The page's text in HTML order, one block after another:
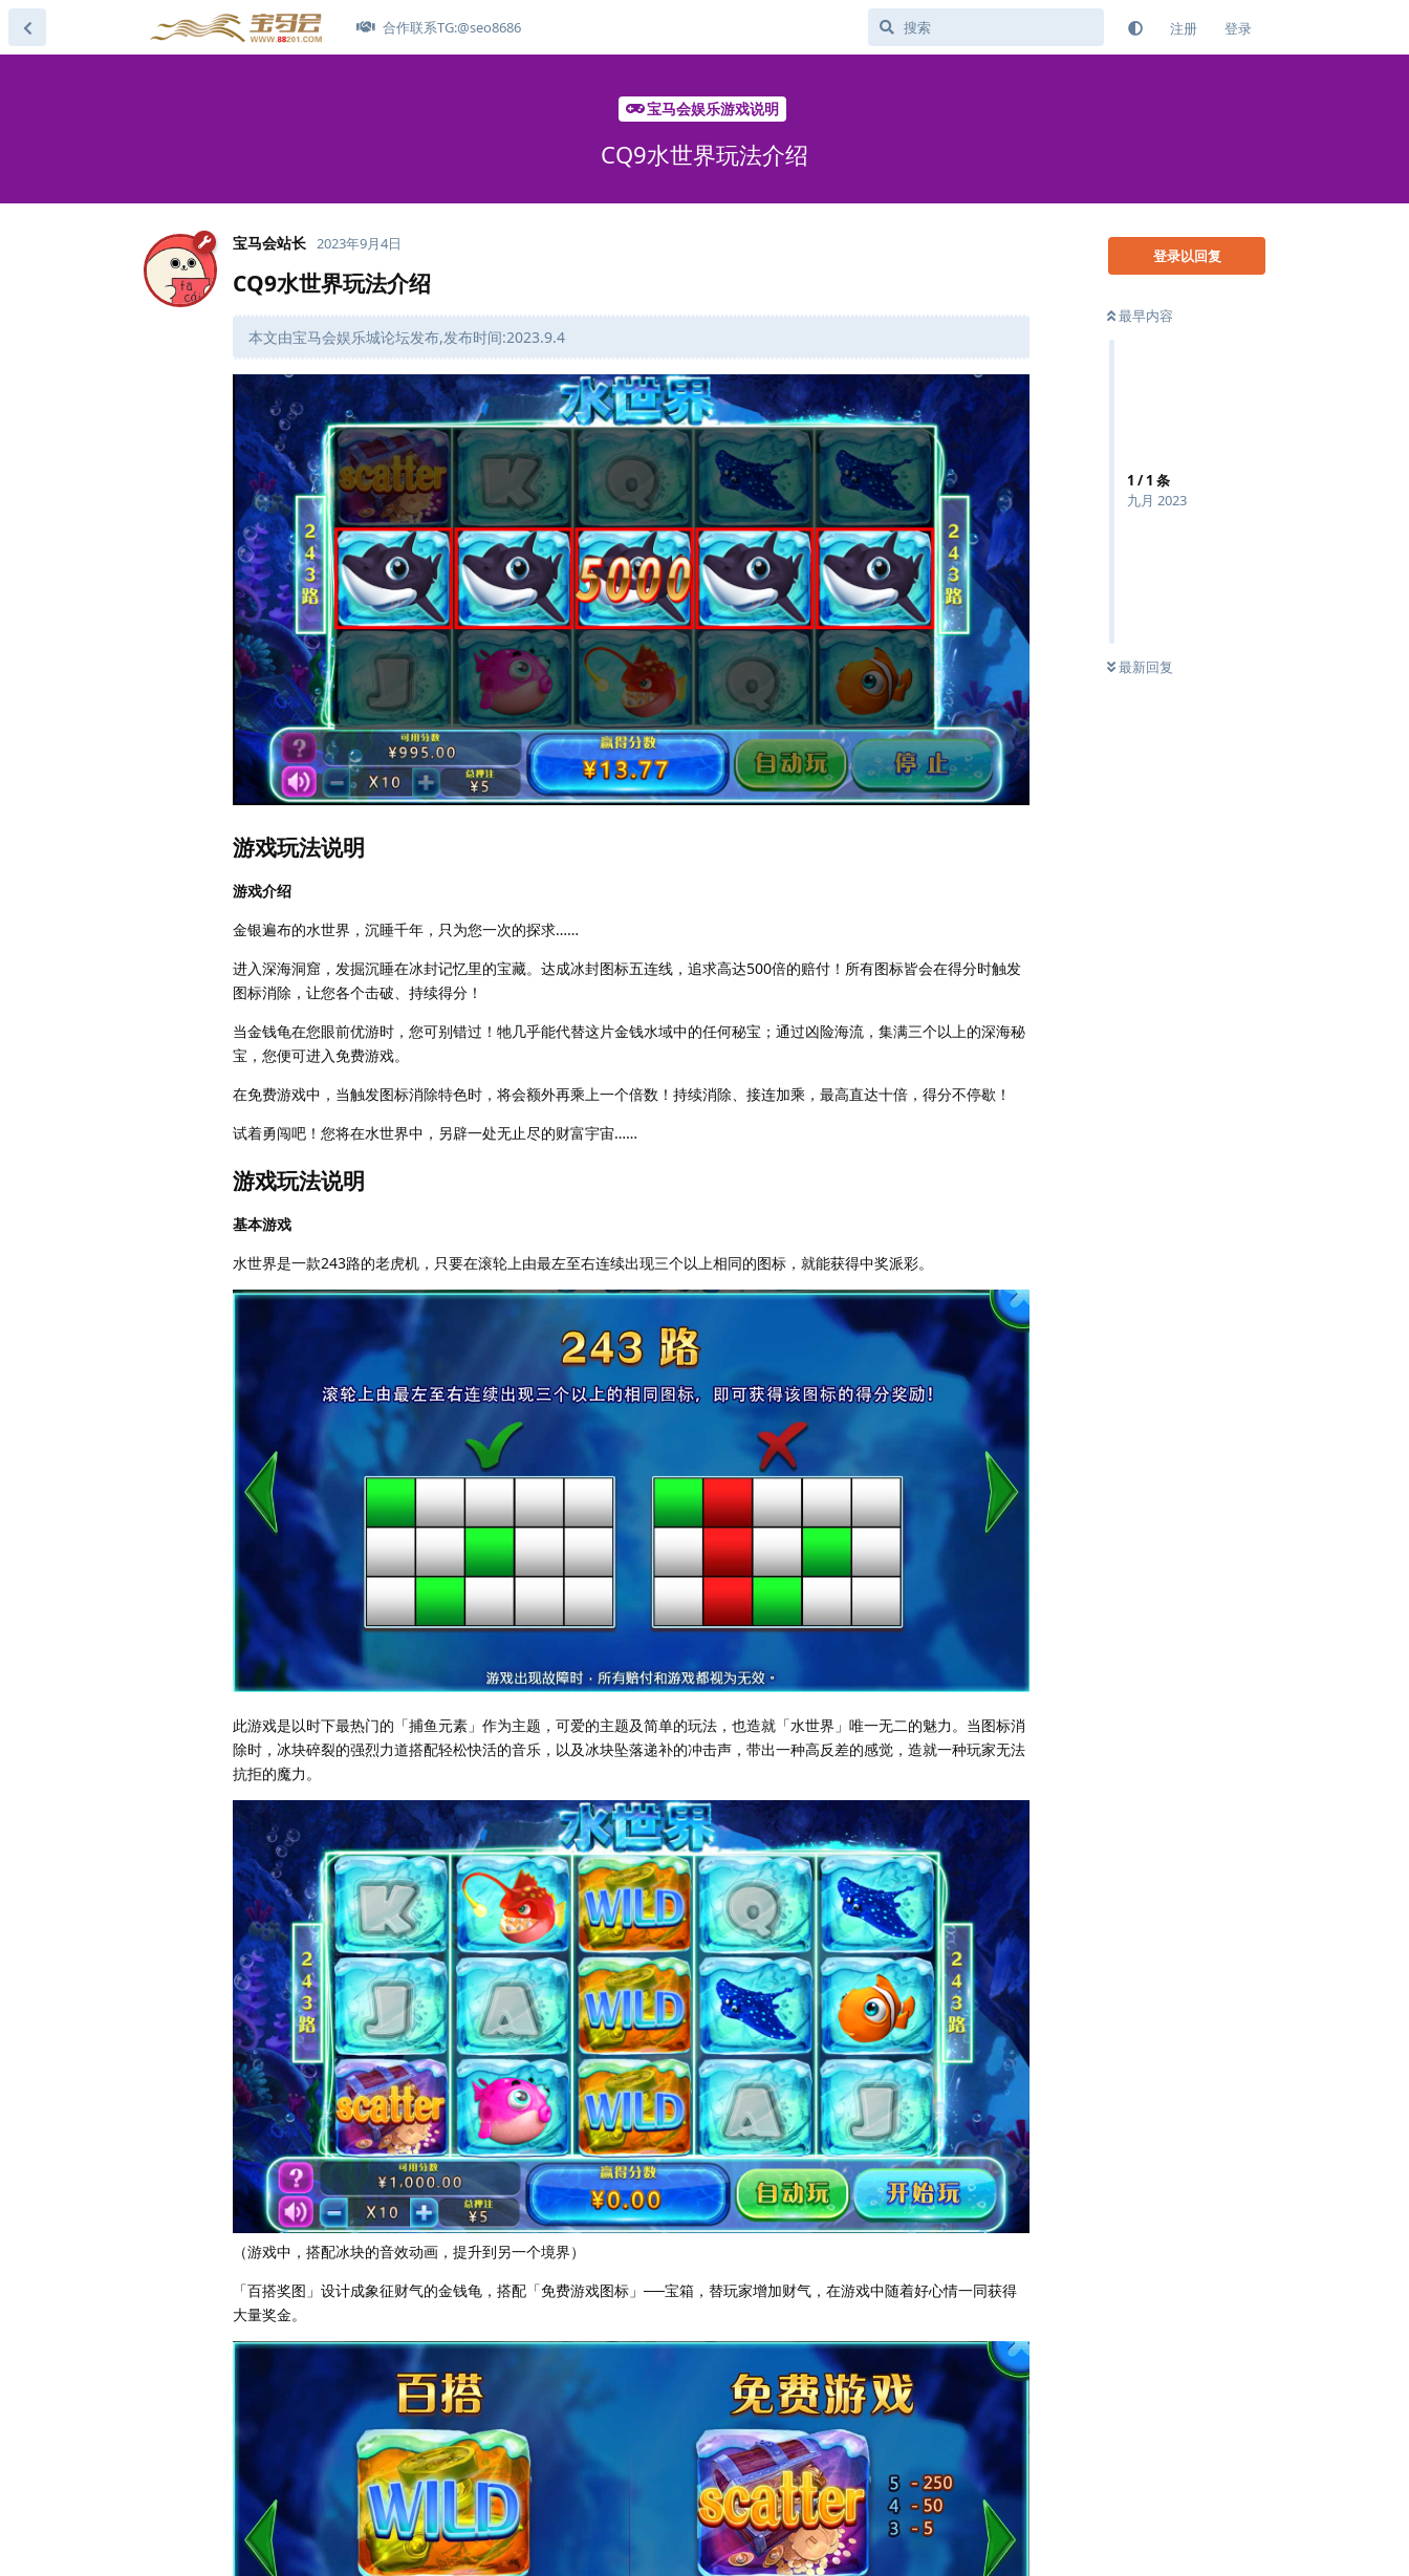
合作联系TG:@seo8686 注册 登录
宝马会娱乐游戏说明
CQ9水世界玩法介绍
登录以回复
最早内容
1 /1 条
九月 2023
最新回复
宝马会站长 2023年9月4日
CQ9水世界玩法介绍
本文由宝马会娱乐城论坛发布,发布时间:2023.9.4
游戏玩法说明
游戏介绍
金银遍布的水世界，沉睡千年，只为您一次的探求……
进入深海洞窟，发掘沉睡在冰封记忆里的宝藏。达成冰封图标五连线，追求高达500倍的赔付！所有图标皆会在得分时触发
图标消除，让您各个击破、持续得分！
当金钱龟在您眼前优游时，您可别错过！牠几乎能代替这片金钱水域中的任何秘宝；通过凶险海流，集满三个以上的深海秘
宝，您便可进入免费游戏。
在免费游戏中，当触发图标消除特色时，将会额外再乘上一个倍数！持续消除、接连加乘，最高直达十倍，得分不停歇！
试着勇闯吧！您将在水世界中，另辟一处无止尽的财富宇宙……
游戏玩法说明
基本游戏
水世界是一款243路的老虎机，只要在滚轮上由最左至右连续出现三个以上相同的图标，就能获得中奖派彩。
此游戏是以时下最热门的「捕鱼元素」作为主题，可爱的主题及简单的玩法，也造就「水世界」唯一无二的魅力。当图标消
除时，冰块碎裂的强烈力道搭配轻松快活的音乐，以及冰块坠落递补的冲击声，带出一种高反差的感觉，造就一种玩家无法
抗拒的魔力。
（游戏中，搭配冰块的音效动画，提升到另一个境界）
「百搭奖图」设计成象征财气的金钱龟，搭配「免费游戏图标」──宝箱，替玩家增加财气，在游戏中随着好心情一同获得
大量奖金。